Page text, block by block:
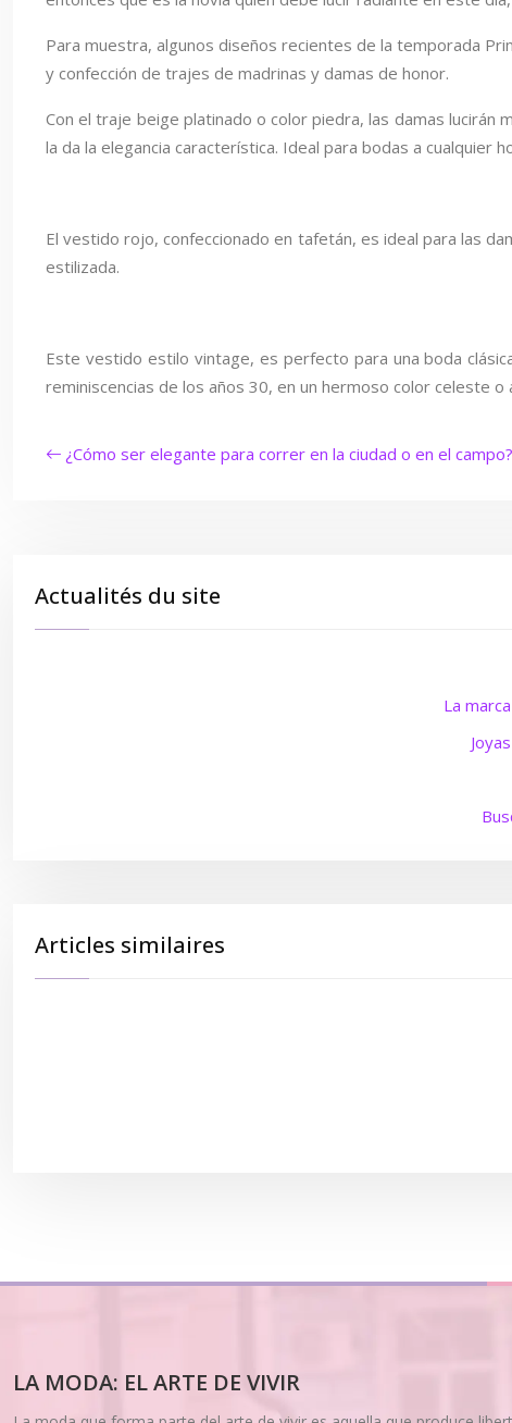
Para muestra, algunos diseños recientes de la temporada
y confección de trajes de madrinas y damas de honor.
Con el traje beige platinado o color piedra, las damas
la da la elegancia característica. Ideal para bodas a cualquier
El vestido rojo, confeccionado en tafetán, es ideal para las
estilizada.
Este vestido estilo vintage, es perfecto para una boda
reminiscencias de los años 30, en un hermoso color celeste o
¿Cómo ser elegante para correr en la ciudad o en el campo?
Actualités du site
La
Articles similaires
LA MODA: EL ARTE DE VIVIR